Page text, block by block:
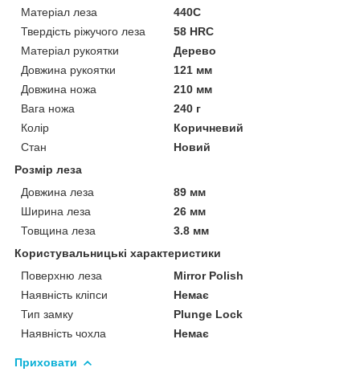
Матеріал леза
440C
Твердість ріжучого леза
58 HRC
Матеріал рукоятки
Дерево
Довжина рукоятки
121 мм
Довжина ножа
210 мм
Вага ножа
240 г
Колір
Коричневий
Стан
Новий
Розмір леза
Довжина леза
89 мм
Ширина леза
26 мм
Товщина леза
3.8 мм
Користувальницькі характеристики
Поверхню леза
Mirror Polish
Наявність кліпси
Немає
Тип замку
Plunge Lock
Наявність чохла
Немає
Приховати